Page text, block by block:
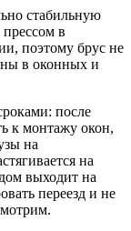
стабильную
в
поэтому брус не
в оконных и
после
к монтажу окон,
на
на
выходит на
переезд и не